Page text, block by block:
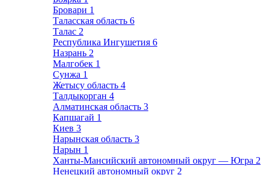
Бровари 1
Таласская область 6
Талас 2
Республика Ингушетия 6
Назрань 2
Малгобек 1
Сунжа 1
Жетысу область 4
Талдыкорган 4
Алматинская область 3
Капшагай 1
Киев 3
Нарынская область 3
Нарын 1
Ханты-Мансийский автономный округ — Югра 2
Ненецкий автономный округ 2